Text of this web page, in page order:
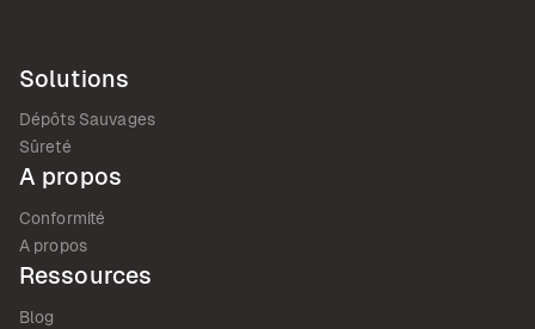
Solutions
Dépôts Sauvages
Sûreté
A propos
Conformité
A propos
Ressources
Blog